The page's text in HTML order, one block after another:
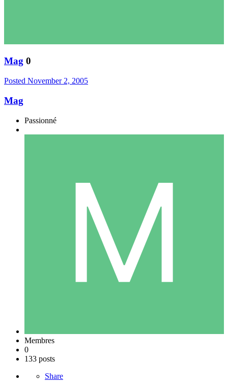
Mag 0
Posted November 2, 2005
Mag
Passionné
Membres
0
133 posts
Share